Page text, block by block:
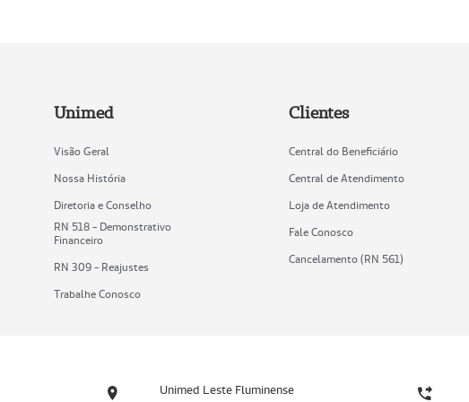
Unimed
Visão Geral
Nossa História
Diretoria e Conselho
RN 518 - Demonstrativo
Financeiro
RN 309 - Reajustes
Trabalhe Conosco
Clientes
Central do Beneficiário
Central de Atendimento
Loja de Atendimento
Fale Conosco
Cancelamento (RN 561)
Unimed Leste Fluminense